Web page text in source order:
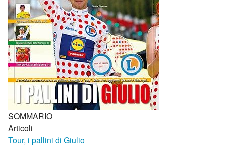
NEWSLETTER
SOMMARIO
Articoli
Tour, i pallini di Giulio